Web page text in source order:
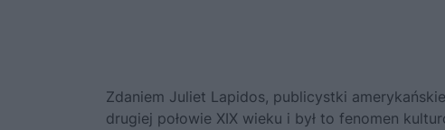
Zdaniem Juliet Lapidos, publicystki
drugiej połowie XIX wieku i był to fenomen